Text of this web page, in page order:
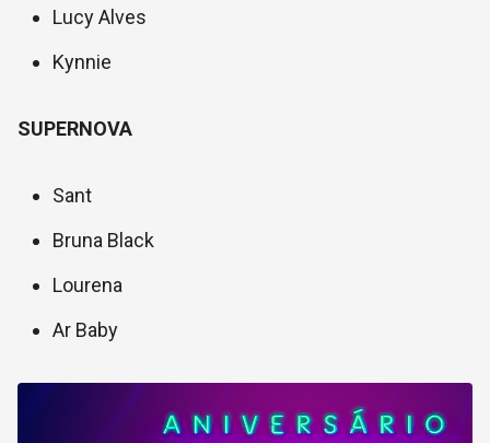
Lucy Alves
Kynnie
SUPERNOVA
Sant
Bruna Black
Lourena
Ar Baby